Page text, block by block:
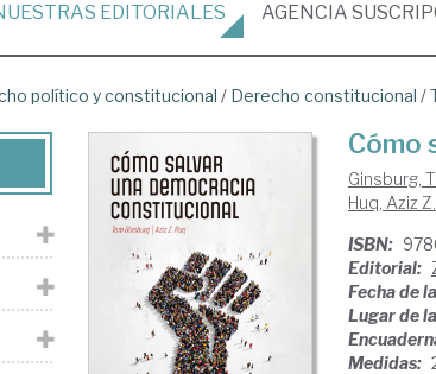
EDITORIALES AGENCIA
político y constitucional / Derecho constitucional /
Cómo
Ginsburg,
Huq, Aziz Z.
ISBN:
Editorial:
Fecha de
Lugar de
Medidas: